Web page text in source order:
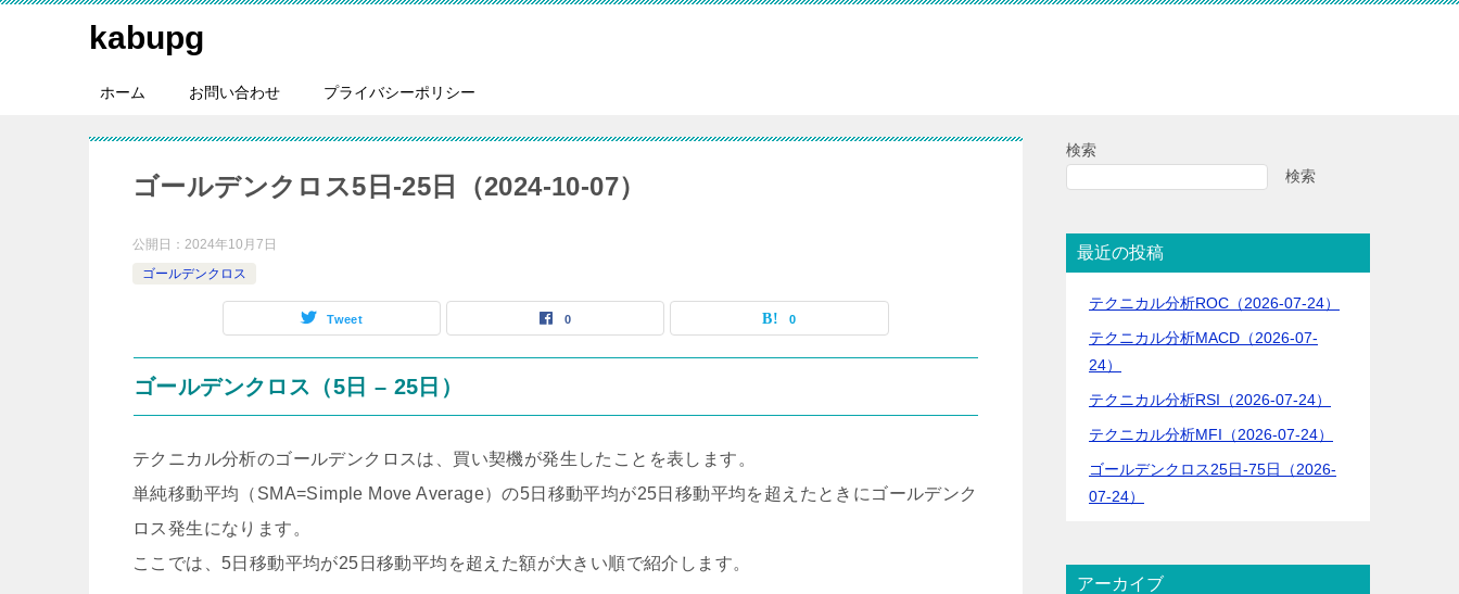
kabupg
ホーム お問い合わせ プライバシーポリシー
ゴールデンクロス5日-25日（2024-10-07）
公開日： 2024年10月7日
ゴールデンクロス
Tweet 0 0
ゴールデンクロス（5日 – 25日）
テクニカル分析のゴールデンクロスは、買い契機が発生したことを表します。
単純移動平均（SMA=Simple Move Average）の5日移動平均が25日移動平均を超えたときにゴールデンク
ロス発生になります。
ここでは、5日移動平均が25日移動平均を超えた額が大きい順で紹介します。
検索
検索
最近の投稿
テクニカル分析ROC（2026-07-24）
テクニカル分析MACD（2026-07-
24）
テクニカル分析RSI（2026-07-24）
テクニカル分析MFI（2026-07-24）
ゴールデンクロス25日-75日（2026-
07-24）
アーカイブ